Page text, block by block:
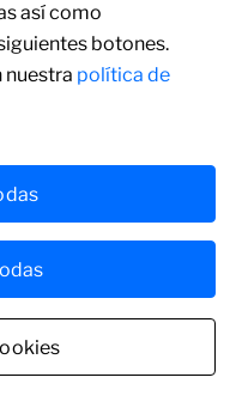
así como
botones.
nuestra política de